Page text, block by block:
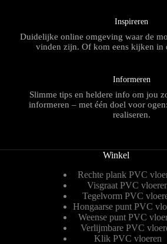
Inspireren
Duidelijke online omgeving waar de
vinden zijn. Of kom eens kijken in
Informeren
Slimme tips en heldere info om jou
informeren – met één doel voor
realiseren.
Winkel
Rechte plank PVC
Visgraat PVC
Tegelvorm PVC
Hongaarse punt PVC
Weense punt PVC
Verlijmbare PVC
Klik PVC vloeren